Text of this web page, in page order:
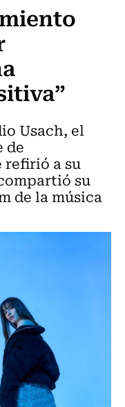
Usach, el
de
a su
su
de la música